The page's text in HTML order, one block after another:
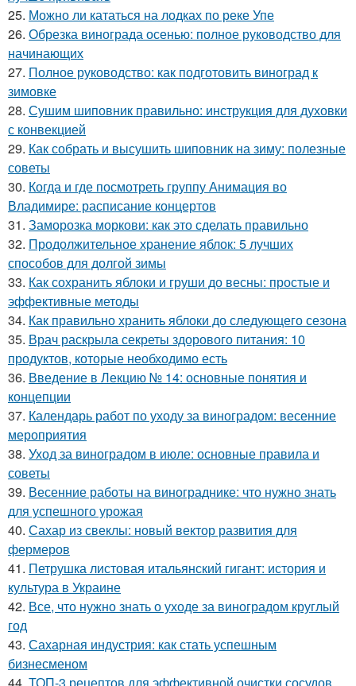
25. Можно ли кататься на лодках по реке Упе
26. Обрезка винограда осенью: полное руководство для
начинающих
27. Полное руководство: как подготовить виноград к
зимовке
28. Сушим шиповник правильно: инструкция для духовки
с конвекцией
29. Как собрать и высушить шиповник на зиму: полезные
советы
30. Когда и где посмотреть группу Анимация во
Владимире: расписание концертов
31. Заморозка моркови: как это сделать правильно
32. Продолжительное хранение яблок: 5 лучших
способов для долгой зимы
33. Как сохранить яблоки и груши до весны: простые и
эффективные методы
34. Как правильно хранить яблоки до следующего сезона
35. Врач раскрыла секреты здорового питания: 10
продуктов, которые необходимо есть
36. Введение в Лекцию № 14: основные понятия и
концепции
37. Календарь работ по уходу за виноградом: весенние
мероприятия
38. Уход за виноградом в июле: основные правила и
советы
39. Весенние работы на винограднике: что нужно знать
для успешного урожая
40. Сахар из свеклы: новый вектор развития для
фермеров
41. Петрушка листовая итальянский гигант: история и
культура в Украине
42. Все, что нужно знать о уходе за виноградом круглый
год
43. Сахарная индустрия: как стать успешным
бизнесменом
44. ТОП-3 рецептов для эффективной очистки сосудов.